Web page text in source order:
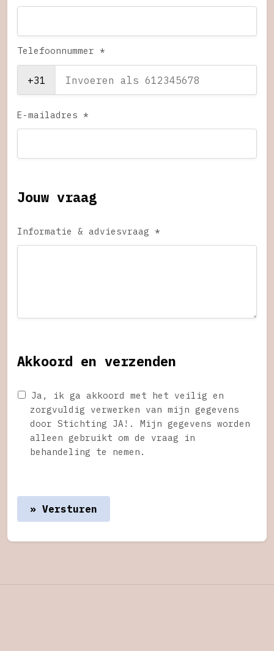
Telefoonnummer *
+31
E-mailadres *
Jouw vraag
Informatie & adviesvraag *
Akkoord en verzenden
Ja, ik ga akkoord met het veilig en
zorgvuldig verwerken van mijn gegevens
door Stichting JA!. Mijn gegevens worden
alleen gebruikt om de vraag in
behandeling te nemen.